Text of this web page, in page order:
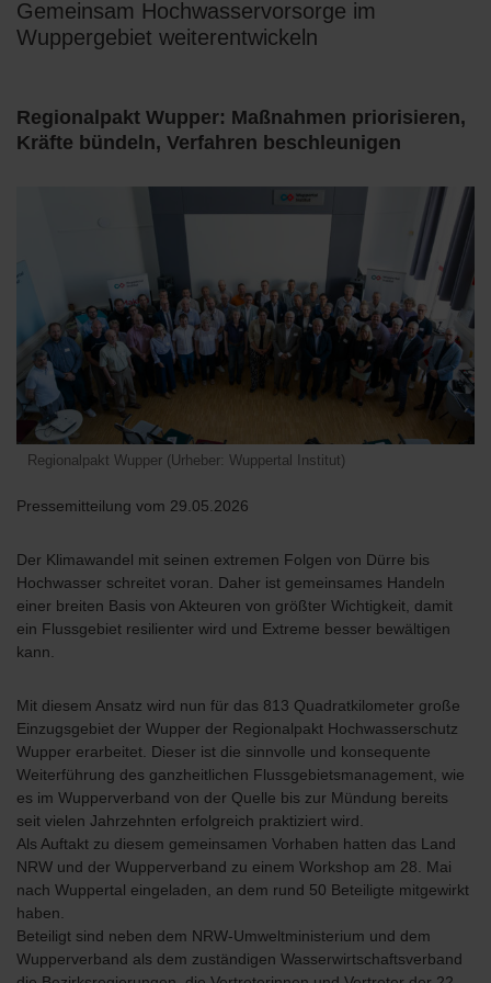
Gemeinsam Hochwasservorsorge im
Wuppergebiet weiterentwickeln
Regionalpakt Wupper: Maßnahmen priorisieren,
Kräfte bündeln, Verfahren beschleunigen
Regionalpakt Wupper (Urheber: Wuppertal Institut)
Pressemitteilung vom 29.05.2026
Der Klimawandel mit seinen extremen Folgen von Dürre bis
Hochwasser schreitet voran. Daher ist gemeinsames Handeln
einer breiten Basis von Akteuren von größter Wichtigkeit, damit
ein Flussgebiet resilienter wird und Extreme besser bewältigen
kann.
Mit diesem Ansatz wird nun für das 813 Quadratkilometer große
Einzugsgebiet der Wupper der Regionalpakt Hochwasserschutz
Wupper erarbeitet. Dieser ist die sinnvolle und konsequente
Weiterführung des ganzheitlichen Flussgebietsmanagement, wie
es im Wupperverband von der Quelle bis zur Mündung bereits
seit vielen Jahrzehnten erfolgreich praktiziert wird.
Als Auftakt zu diesem gemeinsamen Vorhaben hatten das Land
NRW und der Wupperverband zu einem Workshop am 28. Mai
nach Wuppertal eingeladen, an dem rund 50 Beteiligte mitgewirkt
haben.
Beteiligt sind neben dem NRW-Umweltministerium und dem
Wupperverband als dem zuständigen Wasserwirtschaftsverband